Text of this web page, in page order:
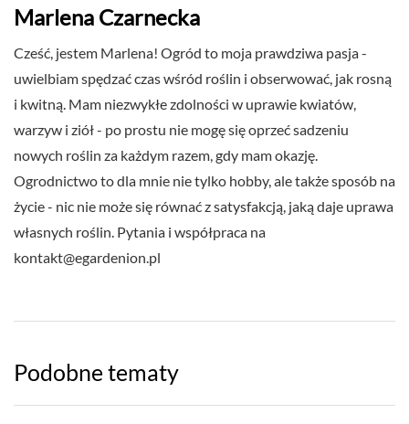
Marlena Czarnecka
Cześć, jestem Marlena! Ogród to moja prawdziwa pasja -
uwielbiam spędzać czas wśród roślin i obserwować, jak rosną
i kwitną. Mam niezwykłe zdolności w uprawie kwiatów,
warzyw i ziół - po prostu nie mogę się oprzeć sadzeniu
nowych roślin za każdym razem, gdy mam okazję.
Ogrodnictwo to dla mnie nie tylko hobby, ale także sposób na
życie - nic nie może się równać z satysfakcją, jaką daje uprawa
własnych roślin. Pytania i współpraca na
kontakt@egardenion.pl
Podobne tematy